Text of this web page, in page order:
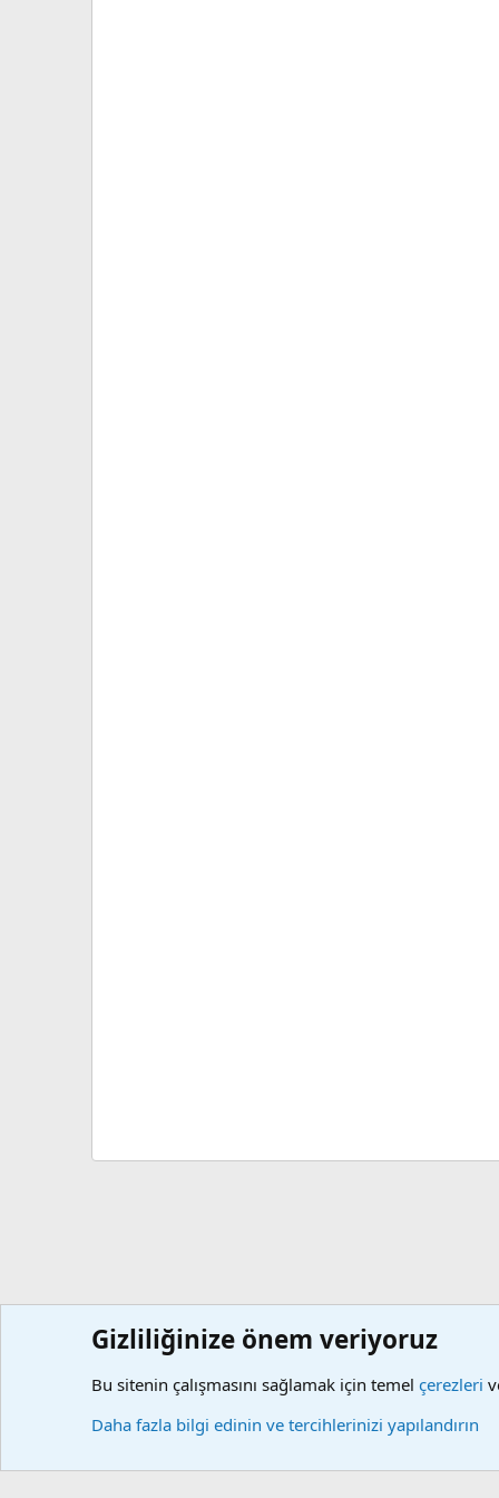
Site Dışı Programlar
Gizliliğinize önem veriyoruz
Bu sitenin çalışmasını sağlamak için temel çerezleri
Daha fazla bilgi edinin ve tercihlerinizi yapılandırın